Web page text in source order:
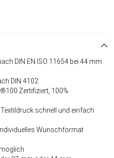
DIN EN ISO 11654 bei 44 mm
DIN 4102
Zertifiziert, 100%
schnell und einfach
Wunschformat